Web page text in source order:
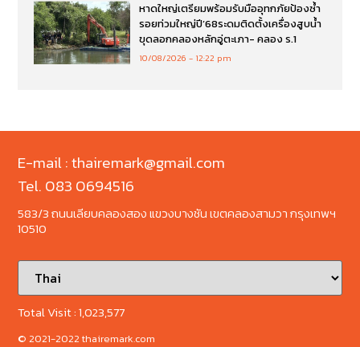
หาดใหญ่เตรียมพร้อมรับมืออุทกภัยป้องซ้ำ
รอยท่วมใหญ่ปี’68ระดมติดตั้งเครื่องสูบน้ำ
ขุดลอกคลองหลักอู่ตะเภา- คลอง ร.1
10/08/2026 12:22 pm
E-mail : thairemark@gmail.com
Tel. 083 0694516
583/3 ถนนเลียบคลองสอง แขวงบางชัน เขตคลองสามวา กรุงเทพฯ
10510
Total Visit :1,023,577
© 2021-2022 thairemark.com